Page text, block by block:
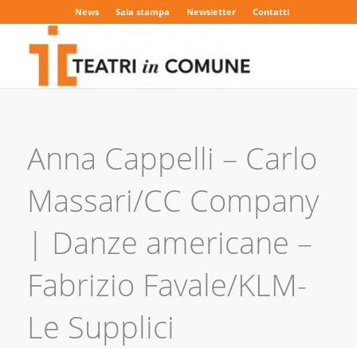
News Sala stampa Newsletter Contatti
Anna Cappelli – Carlo
Massari/CC Company
| Danze americane –
Fabrizio Favale/KLM-
Le Supplici